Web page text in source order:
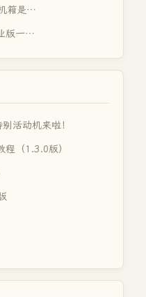
箱是…
版一…
活动机来啦！
（1.3.0版）